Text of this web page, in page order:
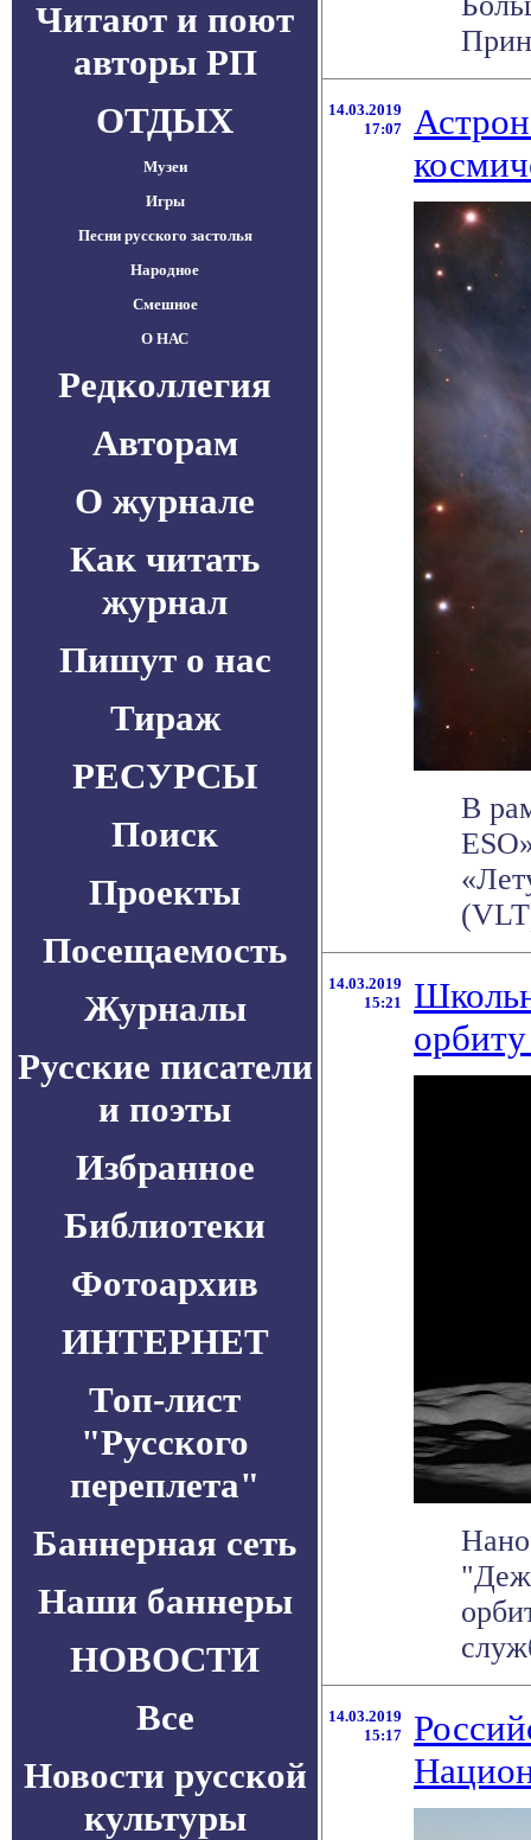
Читают и поют
авторы РП
ОТДЫХ
Музеи
Игры
Песни русского застолья
Народное
Смешное
О НАС
Редколлегия
Авторам
О журнале
Как читать
журнал
Пишут о нас
Тираж
РЕСУРСЫ
Поиск
Проекты
Посещаемость
Журналы
Русские писатели
и поэты
Избранное
Библиотеки
Фотоархив
ИНТЕРНЕТ
Топ-лист
"Русского
переплета"
Баннерная сеть
Наши баннеры
НОВОСТИ
Все
Новости русской
культуры
14.03.2019
17:07
В
14.03.2019
15:21
14.03.2019
15:17